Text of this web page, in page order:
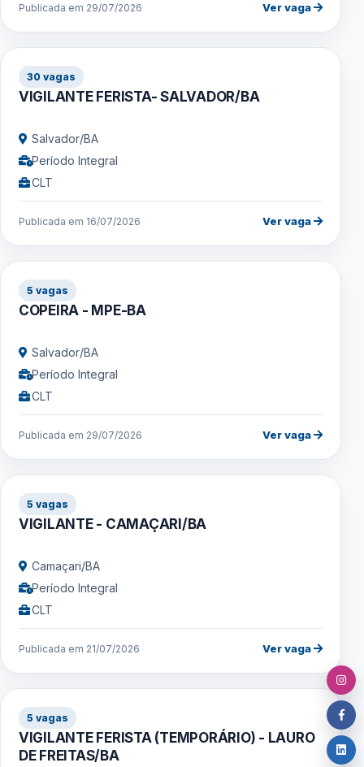
Publicada em 29/07/2026 Ver vaga
30 vagas
VIGILANTE FERISTA- SALVADOR/BA
Salvador/BA
Período Integral
CLT
Publicada em 16/07/2026 Ver vaga
5 vagas
COPEIRA - MPE-BA
Salvador/BA
Período Integral
CLT
Publicada em 29/07/2026 Ver vaga
5 vagas
VIGILANTE - CAMAÇARI/BA
Camaçari/BA
Período Integral
CLT
Publicada em 21/07/2026 Ver vaga
5 vagas
VIGILANTE FERISTA (TEMPORÁRIO) - LAURO
DE FREITAS/BA